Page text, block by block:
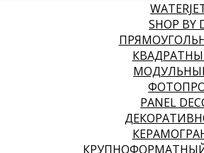
SHOP BY
PANEL